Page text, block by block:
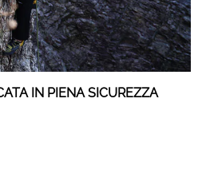
IN PIENA SICUREZZA